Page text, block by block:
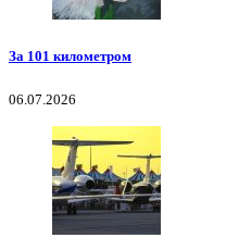
За 101 километром
06.07.2026